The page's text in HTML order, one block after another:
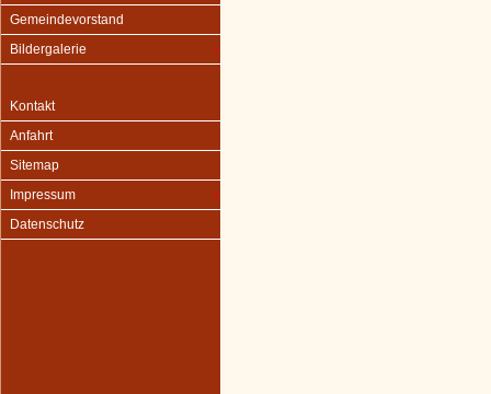
Gemeindevorstand
Bildergalerie
Kontakt
Anfahrt
Sitemap
Impressum
Datenschutz